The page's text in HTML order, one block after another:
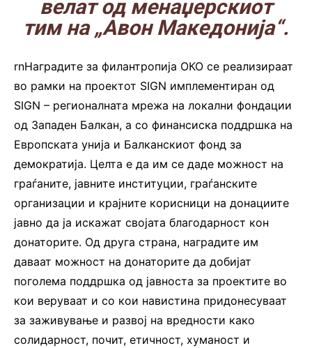
велат од менаџерскиот
тим на „Авон Македонија“.
rnНаградите за филантропија ОКО се реализираат
во рамки на проектот SIGN имплементиран од
SIGN – регионалната мрежа на локални фондации
од Западен Балкан, а со финансиска поддршка на
Европската унија и Балканскиот фонд за
демократија. Целта е да им се даде можност на
граѓаните, јавните институции, граѓанските
организации и крајните корисници на донациите
јавно да ја искажат својата благодарност кон
донаторите. Од друга страна, наградите им
даваат можност на донаторите да добијат
поголема поддршка од јавноста за проектите во
кои веруваат и со кои навистина придонесуваат
за заживување и развој на вредности како
солидарност, почит, етичност, хуманост и